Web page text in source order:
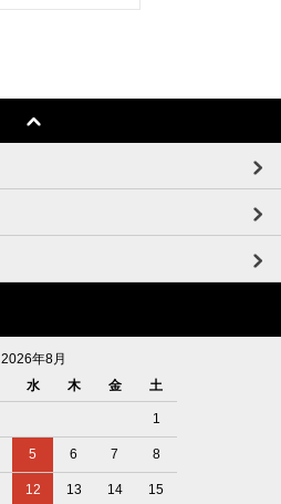
2026年8月
水 木 金 土
1
5 6 7 8
12 13 14 15